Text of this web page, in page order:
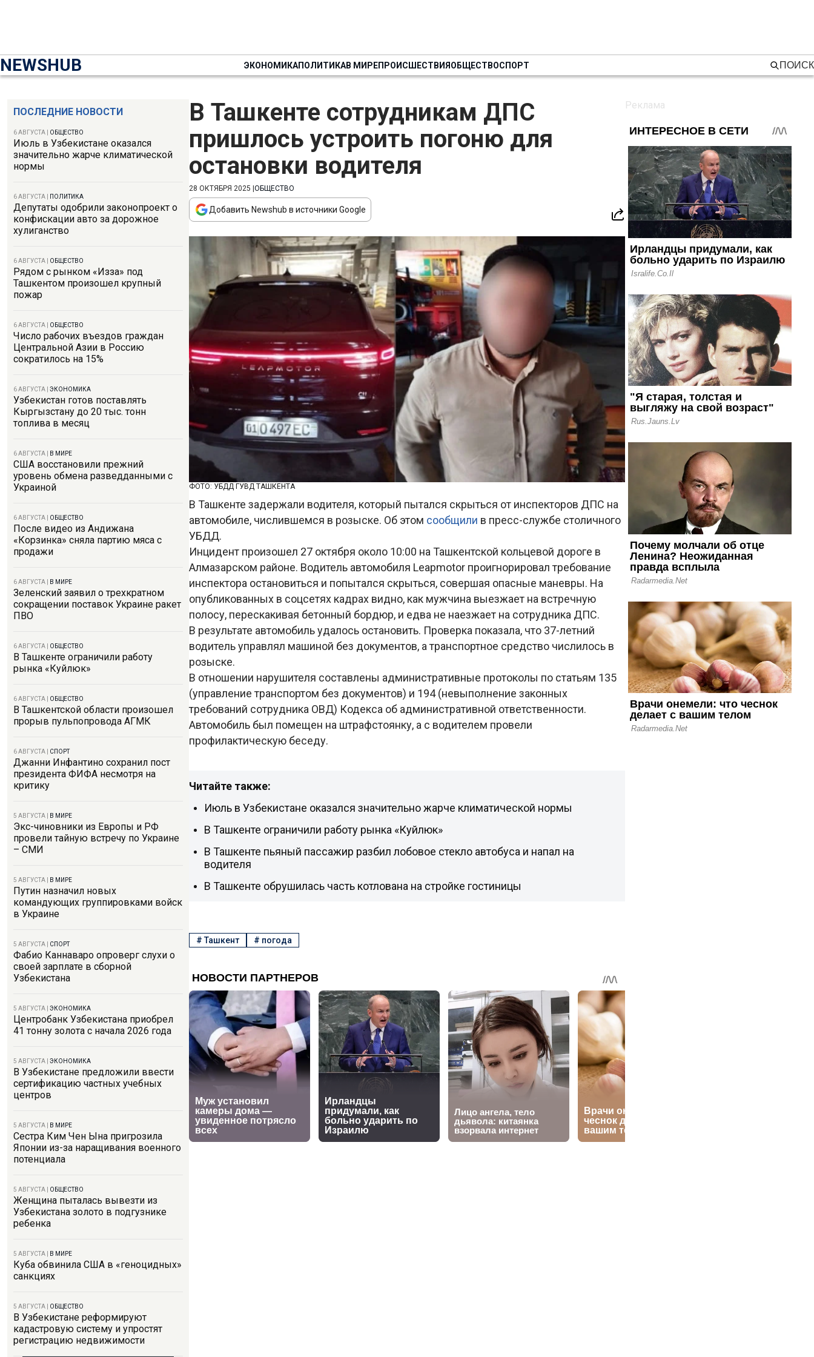
NEWSHUB ЭКОНОМИКАПОЛИТИКАВ МИРЕПРОИСШЕСТВИЯОБЩЕСТВОСПОРТ ПОИСК
ПОСЛЕДНИЕ НОВОСТИ
6 АВГУСТА ОБЩЕСТВО
Июль в Узбекистане оказался
значительно жарче климатической
нормы
6 АВГУСТА ПОЛИТИКА
Депутаты одобрили законопроект о
конфискации авто за дорожное
хулиганство
6 АВГУСТА ОБЩЕСТВО
Рядом с рынком «Изза» под
Ташкентом произошел крупный
пожар
6 АВГУСТА ОБЩЕСТВО
Число рабочих въездов граждан
Центральной Азии в Россию
сократилось на 15%
6 АВГУСТА ЭКОНОМИКА
Узбекистан готов поставлять
Кыргызстану до 20 тыс. тонн
топлива в месяц
6 АВГУСТА В МИРЕ
США восстановили прежний
уровень обмена разведданными с
Украиной
6 АВГУСТА ОБЩЕСТВО
После видео из Андижана
«Корзинка» сняла партию мяса с
продажи
6 АВГУСТА В МИРЕ
Зеленский заявил о трехкратном
сокращении поставок Украине ракет
ПВО
6 АВГУСТА ОБЩЕСТВО
В Ташкенте ограничили работу
рынка «Куйлюк»
6 АВГУСТА ОБЩЕСТВО
В Ташкентской области произошел
прорыв пульпопровода АГМК
6 АВГУСТА СПОРТ
Джанни Инфантино сохранил пост
президента ФИФА несмотря на
критику
5 АВГУСТА В МИРЕ
Экс-чиновники из Европы и РФ
провели тайную встречу по Украине
– СМИ
5 АВГУСТА В МИРЕ
Путин назначил новых
командующих группировками войск
в Украине
5 АВГУСТА СПОРТ
Фабио Каннаваро опроверг слухи о
своей зарплате в сборной
Узбекистана
5 АВГУСТА ЭКОНОМИКА
Центробанк Узбекистана приобрел
41 тонну золота с начала 2026 года
5 АВГУСТА ЭКОНОМИКА
В Узбекистане предложили ввести
сертификацию частных учебных
центров
5 АВГУСТА В МИРЕ
Сестра Ким Чен Ына пригрозила
Японии из-за наращивания военного
потенциала
5 АВГУСТА ОБЩЕСТВО
Женщина пыталась вывезти из
Узбекистана золото в подгузнике
ребенка
5 АВГУСТА В МИРЕ
Куба обвинила США в «геноцидных»
санкциях
5 АВГУСТА ОБЩЕСТВО
В Узбекистане реформируют
кадастровую систему и упростят
регистрацию недвижимости
В Ташкенте сотрудникам ДПС
пришлось устроить погоню для
остановки водителя
28 ОКТЯБРЯ 2025 ОБЩЕСТВО
Добавить Newshub в источники Google
ФОТО: УБДД ГУВД ТАШКЕНТА
В Ташкенте задержали водителя, который пытался скрыться от инспекторов ДПС на
автомобиле, числившемся в розыске. Об этом сообщили в пресс-службе столичного
УБДД.
Инцидент произошел 27 октября около 10:00 на Ташкентской кольцевой дороге в
Алмазарском районе. Водитель автомобиля Leapmotor проигнорировал требование
инспектора остановиться и попытался скрыться, совершая опасные маневры. На
опубликованных в соцсетях кадрах видно, как мужчина выезжает на встречную
полосу, перескакивая бетонный бордюр, и едва не наезжает на сотрудника ДПС.
В результате автомобиль удалось остановить. Проверка показала, что 37-летний
водитель управлял машиной без документов, а транспортное средство числилось в
розыске.
В отношении нарушителя составлены административные протоколы по статьям 135
(управление транспортом без документов) и 194 (невыполнение законных
требований сотрудника ОВД) Кодекса об административной ответственности.
Автомобиль был помещен на штрафстоянку, а с водителем провели
профилактическую беседу.
Читайте также:
Июль в Узбекистане оказался значительно жарче климатической нормы
В Ташкенте ограничили работу рынка «Куйлюк»
В Ташкенте пьяный пассажир разбил лобовое стекло автобуса и напал на
водителя
В Ташкенте обрушилась часть котлована на стройке гостиницы
#Ташкент # погода